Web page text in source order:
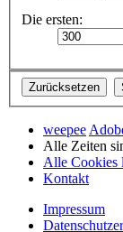
Die ersten:
weepee
Alle Zeiten
Alle Cookies
Kontakt
Impressum